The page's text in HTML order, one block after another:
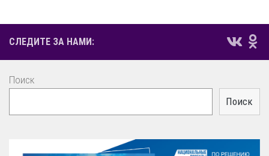
СЛЕДИТЕ ЗА НАМИ:
Поиск
Поиск